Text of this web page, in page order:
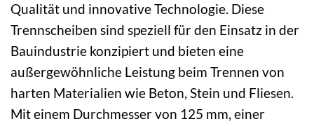
Qualität und innovative Technologie. Diese
Trennscheiben sind speziell für den Einsatz in der
Bauindustrie konzipiert und bieten eine
außergewöhnliche Leistung beim Trennen von
harten Materialien wie Beton, Stein und Fliesen.
Mit einem Durchmesser von 125 mm, einer